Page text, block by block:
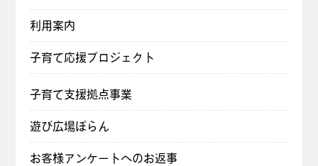
利用案内
子育て応援プロジェクト
子育て支援拠点事業
遊び広場ぽらん
お客様アンケートへのお返事